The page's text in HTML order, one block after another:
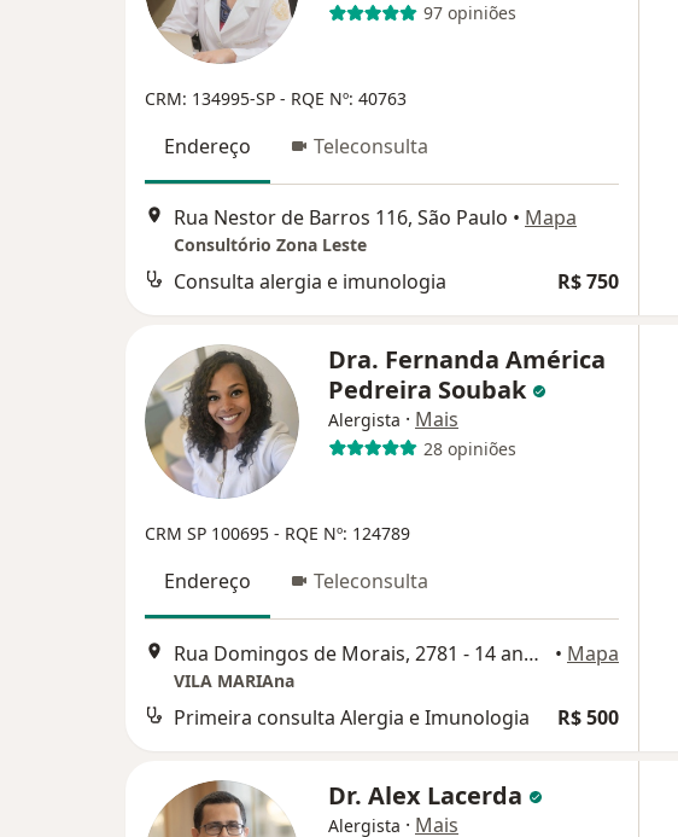
97 opiniões
CRM: 134995-SP - RQE Nº: 40763
Endereço Teleconsulta
Rua Nestor de Barros 116, São Paulo • Mapa
Consultório Zona Leste
Consulta alergia e imunologia R$ 750
Dra. Fernanda América
Pedreira Soubak
Alergista · Mais
28 opiniões
CRM SP 100695 - RQE Nº: 124789
Endereço Teleconsulta
Rua Domingos de Morais, 2781 - 14 andar, São Paulo • Mapa
VILA MARIAna
Primeira consulta Alergia e Imunologia R$ 500
Dr. Alex Lacerda
Alergista · Mais